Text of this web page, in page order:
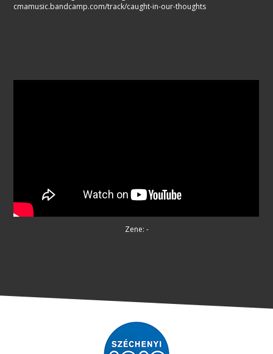
cmamusic.bandcamp.com/track/caught-in-our-thoughts
Zene: -